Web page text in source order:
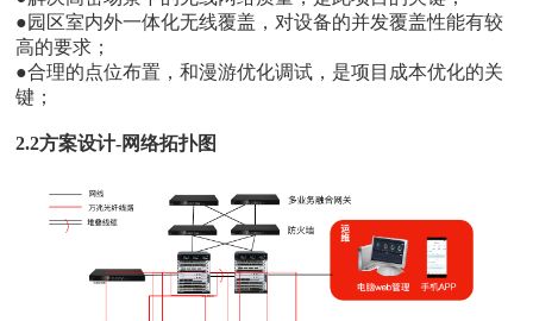
●园区室内外一体化无线覆盖，对设备的并发覆盖性能有较
高的要求；
●合理的点位布置，和漫游优化调试，是项目成本优化的关
键；
2.2方案设计-网络拓扑图